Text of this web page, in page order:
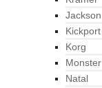
Jackson
Kickport
Korg
Monster
Natal